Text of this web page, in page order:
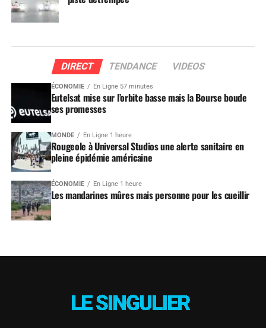
DIRECT TENDANCE VIDEOS
ÉCONOMIE En Ligne 57 minutes
Eutelsat mise sur l’orbite basse mais la Bourse boude
ses promesses
MONDE En Ligne 1 heure
Rougeole à Universal Studios une alerte sanitaire en
pleine épidémie américaine
ÉCONOMIE En Ligne 1 heure
Les mandarines mûres mais personne pour les cueillir